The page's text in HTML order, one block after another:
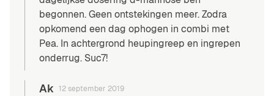
begonnen. Geen ontstekingen meer. Zodra
opkomend een dag ophogen in combi met
Pea. In achtergrond heupingreep en ingrepen
onderrug. Suc7!
Ak 12 september 2019